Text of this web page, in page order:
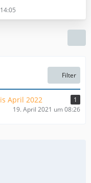
Filter
April 2022
1
19. April 2021 um 08:26